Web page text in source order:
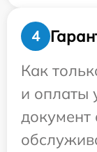
4
Как
и оплаты
документ